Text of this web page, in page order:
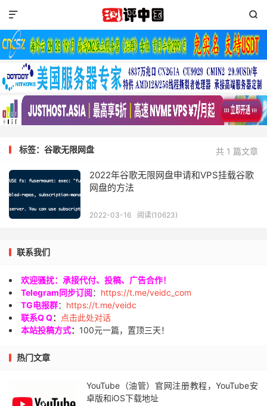


共 1 篇文章
标签：谷歌无限网盘
2022年谷歌无限网盘申请和VPS挂载谷歌
网盘的方法
2022-03-16 阅读(10623)
联系我们
欢迎骚扰：承接代付、投稿、广告合作！
Telegram同步订阅： https://t.me/veidc_com
TG电报群： https://t.me/veidc
联系Q Q：
点击此处对话
本站投稿方式： 100元一篇，置顶三天！
热门文章
YouTube（油管）官网注册教程，YouTube安
卓版和iOS下载地址